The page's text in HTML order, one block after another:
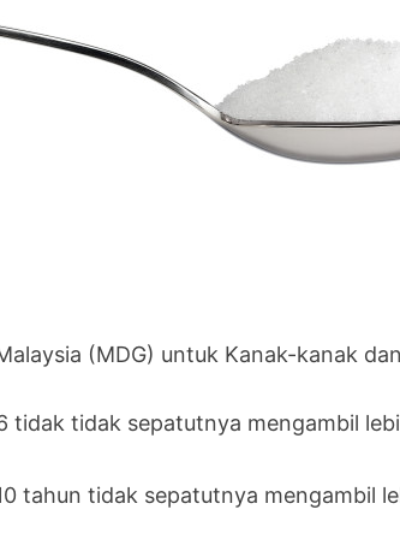
(MDG) untuk Kanak-kanak
tidak tidak sepatutnya mengambil
tahun tidak sepatutnya mengambil